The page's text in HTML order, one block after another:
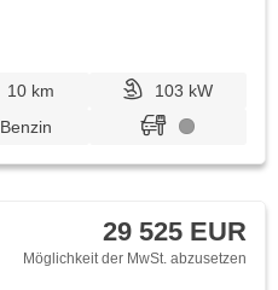
10 km
103 kW
Benzin
29 525 EUR
Möglichkeit der MwSt. abzusetzen